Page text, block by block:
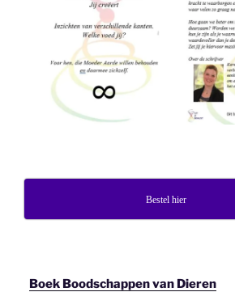
Bestel hier
Boek Boodschappen van Dieren